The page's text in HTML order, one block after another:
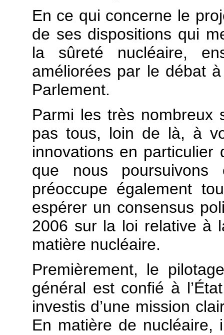
En ce qui concerne le
de ses dispositions qui
la sûreté nucléaire,
améliorées par le débat
Parlement.
Parmi les très nombreux
pas tous, loin de là, à
innovations en
que nous poursuivons
préoccupe également
espérer un consensus
2006 sur la loi relative à
matière nucléaire.
Premièrement, le
général est confié à
investis d’une mission
En matière de nucléaire,